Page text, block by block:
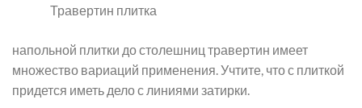
Травертин плитка
напольной плитки до столешниц травертин имеет
множество вариаций применения. Учтите, что с плиткой
придется иметь дело с линиями затирки.